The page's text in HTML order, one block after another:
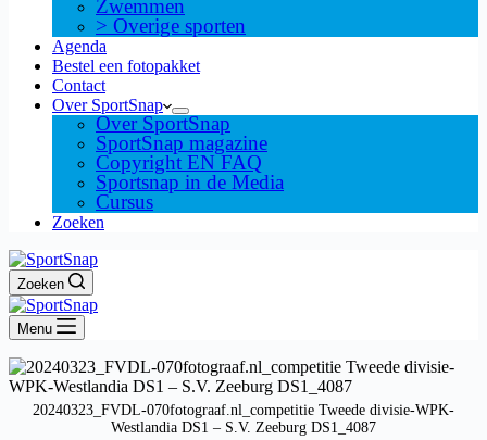
Zwemmen
> Overige sporten
Agenda
Bestel een fotopakket
Contact
Over SportSnap
Over SportSnap
SportSnap magazine
Copyright EN FAQ
Sportsnap in de Media
Cursus
Zoeken
Zoeken
Menu
20240323_FVDL-070fotograaf.nl_competitie Tweede divisie-WPK-
Westlandia DS1 – S.V. Zeeburg DS1_4087